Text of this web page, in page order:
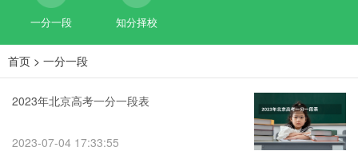
一分一段 知分择校
首页 > 一分一段
2023年北京高考一分一段表
2023-07-04 17:33:55